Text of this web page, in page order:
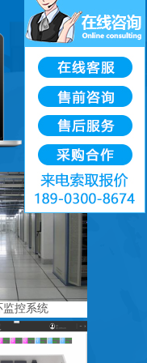
监控系统